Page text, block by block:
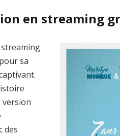
en streaming
streaming
sa
version
des